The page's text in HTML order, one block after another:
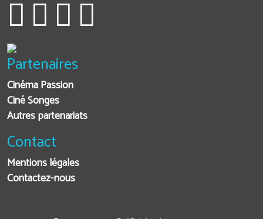
Partenaires
Cinéma Passion
Ciné Songes
Autres partenariats
Contact
Mentions légales
Contactez-nous